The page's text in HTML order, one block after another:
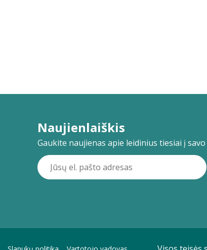
Naujienlaiškis
Gaukite naujienas apie leidinius tiesiai į savo